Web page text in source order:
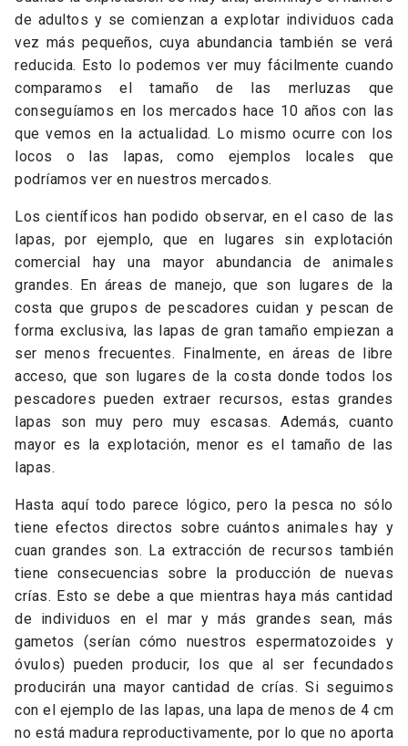
de adultos y se comienzan a explotar individuos cada
vez más pequeños, cuya abundancia también se verá
reducida. Esto lo podemos ver muy fácilmente cuando
comparamos el tamaño de las merluzas que
conseguíamos en los mercados hace 10 años con las
que vemos en la actualidad. Lo mismo ocurre con los
locos o las lapas, como ejemplos locales que
podríamos ver en nuestros mercados.
Los científicos han podido observar, en el caso de las
lapas, por ejemplo, que en lugares sin explotación
comercial hay una mayor abundancia de animales
grandes. En áreas de manejo, que son lugares de la
costa que grupos de pescadores cuidan y pescan de
forma exclusiva, las lapas de gran tamaño empiezan a
ser menos frecuentes. Finalmente, en áreas de libre
acceso, que son lugares de la costa donde todos los
pescadores pueden extraer recursos, estas grandes
lapas son muy pero muy escasas. Además, cuanto
mayor es la explotación, menor es el tamaño de las
lapas.
Hasta aquí todo parece lógico, pero la pesca no sólo
tiene efectos directos sobre cuántos animales hay y
cuan grandes son. La extracción de recursos también
tiene consecuencias sobre la producción de nuevas
crías. Esto se debe a que mientras haya más cantidad
de individuos en el mar y más grandes sean, más
gametos (serían cómo nuestros espermatozoides y
óvulos) pueden producir, los que al ser fecundados
producirán una mayor cantidad de crías. Si seguimos
con el ejemplo de las lapas, una lapa de menos de 4 cm
no está madura reproductivamente, por lo que no aporta